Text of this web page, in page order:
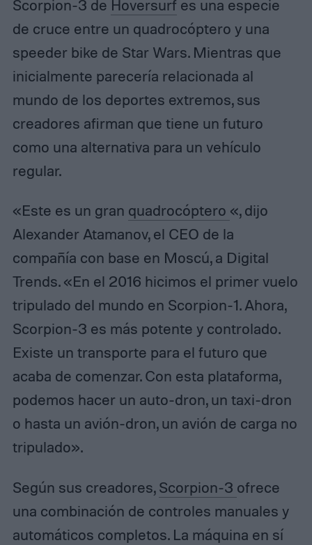
Scorpion-3 de Hoversurf es una especie
de cruce entre un quadrocóptero y una
speeder bike de Star Wars. Mientras que
inicialmente parecería relacionada al
mundo de los deportes extremos, sus
creadores afirman que tiene un futuro
como una alternativa para un vehículo
regular.
«Este es un gran quadrocóptero «, dijo
Alexander Atamanov, el CEO de la
compañía con base en Moscú, a Digital
Trends. «En el 2016 hicimos el primer vuelo
tripulado del mundo en Scorpion-1. Ahora,
Scorpion-3 es más potente y controlado.
Existe un transporte para el futuro que
acaba de comenzar. Con esta plataforma,
podemos hacer un auto-dron, un taxi-dron
o hasta un avión-dron, un avión de carga no
tripulado».
Según sus creadores,Scorpion-3 ofrece
una combinación de controles manuales y
automáticos completos. La máquina en sí